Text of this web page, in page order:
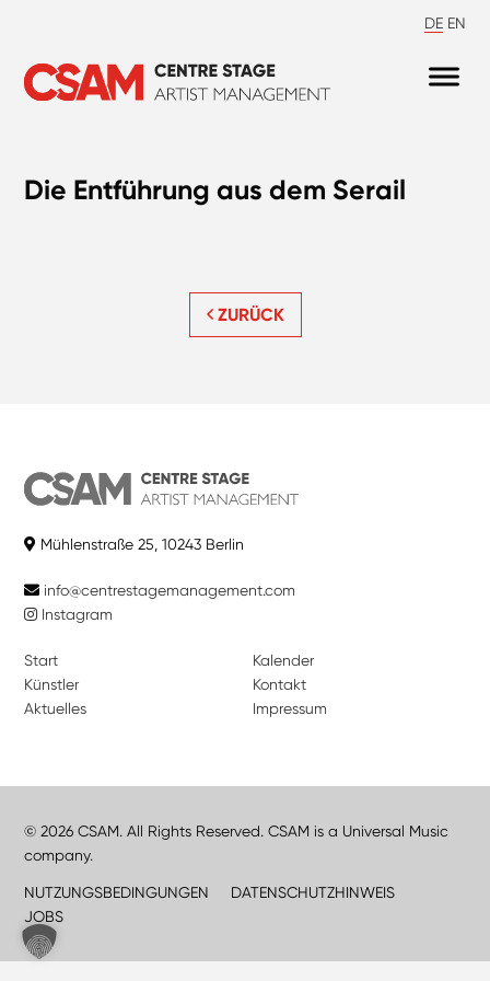
DE EN
Die Entführung aus dem Serail
ZURÜCK
Mühlenstraße 25, 10243 Berlin
info@centrestagemanagement.com
Instagram
Start
Künstler
Aktuelles
Kalender
Kontakt
Impressum
© 2026 CSAM. All Rights Reserved. CSAM is a Universal Music
company.
NUTZUNGSBEDINGUNGEN
DATENSCHUTZHINWEIS
JOBS